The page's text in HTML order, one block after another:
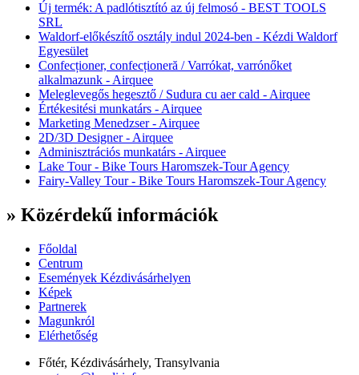
Új termék: A padlótisztító az új felmosó - BEST TOOLS
SRL
Waldorf-előkészítő osztály indul 2024-ben - Kézdi Waldorf
Egyesület
Confecționer, confecționeră / Varrókat, varrónőket
alkalmazunk - Airquee
Meleglevegős hegesztő / Sudura cu aer cald - Airquee
Értékesitési munkatárs - Airquee
Marketing Menedzser - Airquee
2D/3D Designer - Airquee
Adminisztrációs munkatárs - Airquee
Lake Tour - Bike Tours Haromszek-Tour Agency
Fairy-Valley Tour - Bike Tours Haromszek-Tour Agency
» Közérdekű információk
Főoldal
Centrum
Események Kézdivásárhelyen
Képek
Partnerek
Magunkról
Elérhetőség
Főtér, Kézdivásárhely, Transylvania